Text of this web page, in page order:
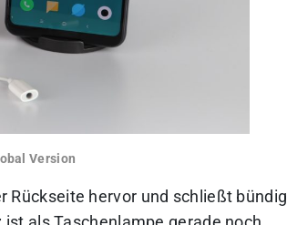
Version
Rückseite hervor und schließt bündig